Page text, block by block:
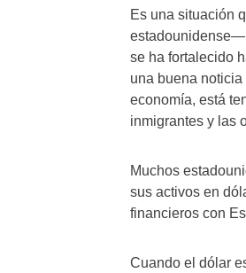
Es una situación
estadounidense—
se ha fortalecido
una buena
economía, está
inmigrantes y las
Muchos
sus activos en
financieros con
Cuando el dólar